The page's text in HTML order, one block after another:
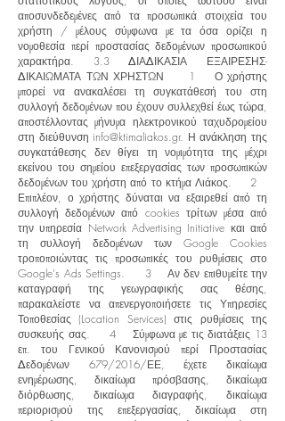
αποσυνδεδεμένες από τα προσωπικά στοιχεία του
χρήστη / μέλους σύμφωνα με τα όσα ορίζει η
νομοθεσία περί προστασίας δεδομένων προσωπικού
χαρακτήρα. 3.3 ΔΙΑΔΙΚΑΣΙΑ ΕΞΑΙΡΕΣΗΣ-
ΔΙΚΑΙΩΜΑΤΑ ΤΩΝ ΧΡΗΣΤΩΝ 1 Ο χρήστης
μπορεί να ανακαλέσει τη συγκατάθεσή του στη
συλλογή δεδομένων που έχουν συλλεχθεί έως τώρα,
αποστέλλοντας μήνυμα ηλεκτρονικού ταχυδρομείου
στη διεύθυνση info@ktimaliakos.gr. Η ανάκληση της
συγκατάθεσης δεν θίγει τη νομιμότητα της μέχρι
εκείνου του σημείου επεξεργασίας των προσωπικών
δεδομένων του χρήστη από το κτήμα Λιάκος. 2
Επιπλέον, ο χρήστης δύναται να εξαιρεθεί από τη
συλλογή δεδομένων από cookies τρίτων μέσα από
την υπηρεσία Network Advertising Initiative και από
τη συλλογή δεδομένων των Google Cookies
τροποποιώντας τις προσωπικές του ρυθμίσεις στο
Google's Ads Settings. 3 Αν δεν επιθυμείτε την
καταγραφή της γεωγραφικής σας θέσης,
παρακαλείστε να απενεργοποιήσετε τις Υπηρεσίες
Τοποθεσίας (Location Services) στις ρυθμίσεις της
συσκευής σας. 4 Σύμφωνα με τις διατάξεις 13
επ. του Γενικού Κανονισμού περί Προστασίας
Δεδομένων 679/2016/ΕΕ, έχετε δικαίωμα
ενημέρωσης, δικαίωμα πρόσβασης, δικαίωμα
διόρθωσης, δικαίωμα διαγραφής, δικαίωμα
περιορισμού της επεξεργασίας, δικαίωμα στη